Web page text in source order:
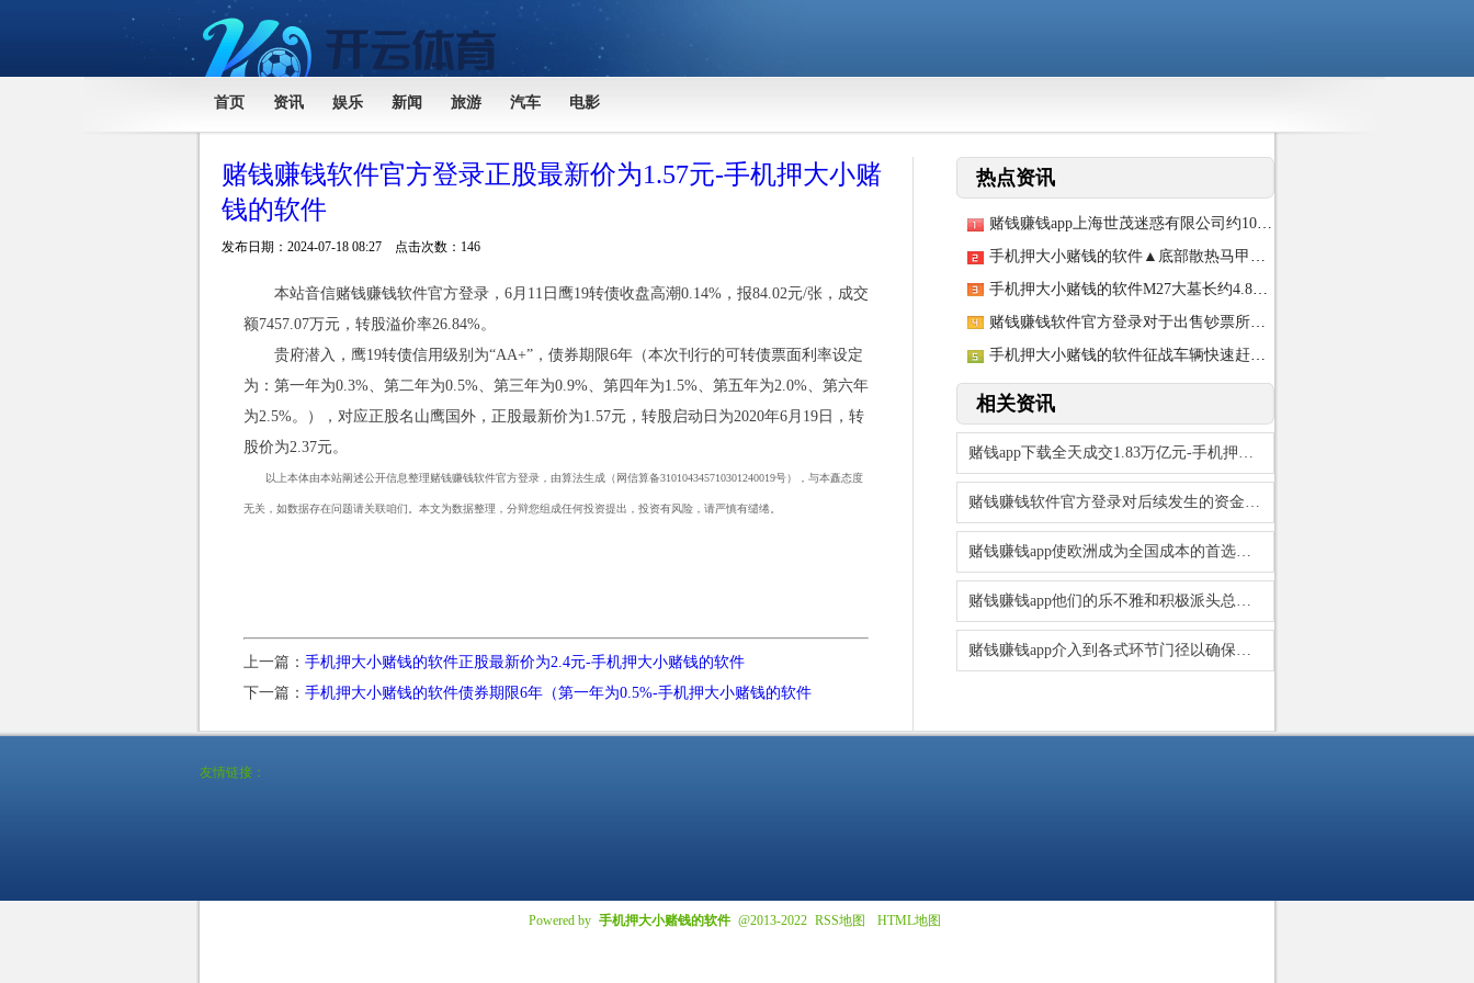
首页 资讯 娱乐 新闻 旅游 汽车 电影
赌钱赚钱软件官方登录正股最新价为1.57元-手机押大小赌
钱的软件
发布日期：2024-07-18 08:27 点击次数：146
本站音信赌钱赚钱软件官方登录，6月11日鹰19转债收盘高潮0.14%，报84.02元/张，成交
额7457.07万元，转股溢价率26.84%。
贵府潜入，鹰19转债信用级别为“AA+”，债券期限6年（本次刊行的可转债票面利率设定
为：第一年为0.3%、第二年为0.5%、第三年为0.9%、第四年为1.5%、第五年为2.0%、第六年
为2.5%。），对应正股名山鹰国外，正股最新价为1.57元，转股启动日为2020年6月19日，转
股价为2.37元。
以上本体由本站阐述公开信息整理赌钱赚钱软件官方登录，由算法生成（网信算备310104345710301240019号），与本矗态度
无关，如数据存在问题请关联咱们。本文为数据整理，分辩您组成任何投资提出，投资有风险，请严慎有缱绻。
上一篇： 手机押大小赌钱的软件正股最新价为2.4元-手机押大小赌钱的软件
下一篇： 手机押大小赌钱的软件债券期限6年（第一年为0.5%-手机押大小赌钱的软件
热点资讯
赌钱赚钱app上海世茂迷惑有限公司约10余次成为被实施东谈主-手机押大小赌钱的软
手机押大小赌钱的软件▲底部散热马甲部分顶部的水冷系统上-手机押大小赌钱的软件
手机押大小赌钱的软件M27大墓长约4.8米-手机押大小赌钱的软件
赌钱赚钱软件官方登录对于出售钞票所得款项及现存可动用资源的闪现-手机押大小赌钱的
手机押大小赌钱的软件征战车辆快速赶往病院-手机押大小赌钱的软件
相关资讯
赌钱app下载全天成交1.83万亿元-手机押大小赌钱的软件
赌钱赚钱软件官方登录对后续发生的资金占用也未实时泄露-手机押大小赌钱的软件
赌钱赚钱app使欧洲成为全国成本的首选谋略地-手机押大小赌钱的软件
赌钱赚钱app他们的乐不雅和积极派头总能感染身边的东谈主-手机押大小赌钱的软件
赌钱赚钱app介入到各式环节门径以确保鸡蛋的品性和褂讪的口感-手机押大小赌钱的软
友情链接：
Powered by 手机押大小赌钱的软件 @2013-2022 RSS地图 HTML地图